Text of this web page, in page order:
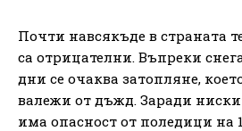
Почти навсякъде в страната
са отрицателни. Въпреки
дни се очаква затопляне,
валежи от дъжд. Заради
има опасност от поледици на